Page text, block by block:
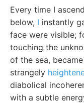
Every time I
below, I instantly
face were visible;
touching the
of the sea,
strangely
diabolical
with a subtle